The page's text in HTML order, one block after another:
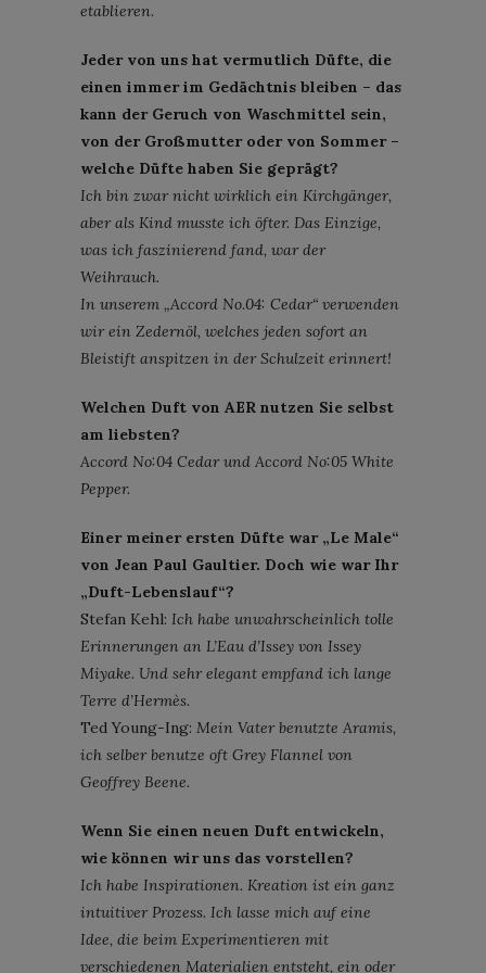
etablieren.
Jeder von uns hat vermutlich Düfte, die
einen immer im Gedächtnis bleiben – das
kann der Geruch von Waschmittel sein,
von der Großmutter oder von Sommer –
welche Düfte haben Sie geprägt?
Ich bin zwar nicht wirklich ein Kirchgänger,
aber als Kind musste ich öfter. Das Einzige,
was ich faszinierend fand, war der
Weihrauch.
In unserem „Accord No.04: Cedar“ verwenden
wir ein Zedernöl, welches jeden sofort an
Bleistift anspitzen in der Schulzeit erinnert!
Welchen Duft von AER nutzen Sie selbst
am liebsten?
Accord No:04 Cedar und Accord No:05 White
Pepper.
Einer meiner ersten Düfte war „Le Male“
von Jean Paul Gaultier. Doch wie war Ihr
„Duft-Lebenslauf“?
Stefan Kehl: Ich habe unwahrscheinlich tolle
Erinnerungen an L’Eau d’Issey von Issey
Miyake. Und sehr elegant empfand ich lange
Terre d’Hermès.
Ted Young-Ing: Mein Vater benutzte Aramis,
ich selber benutze oft Grey Flannel von
Geoffrey Beene.
Wenn Sie einen neuen Duft entwickeln,
wie können wir uns das vorstellen?
Ich habe Inspirationen. Kreation ist ein ganz
intuitiver Prozess. Ich lasse mich auf eine
Idee, die beim Experimentieren mit
verschiedenen Materialien entsteht, ein oder